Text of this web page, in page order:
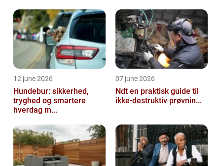
undervisning på Frederiksberg...
12 june 2026
Hundebur: sikkerhed,
tryghed og smartere
hverdag m...
07 june 2026
Ndt en praktisk guide til
ikke-destruktiv prøvnin...